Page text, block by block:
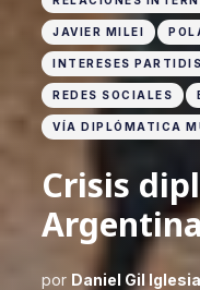
JAVIER MILEI
INTERESES
REDES SOCIALES
VÍA DIPLÓMATICA
Crisis
por Daniel Gil